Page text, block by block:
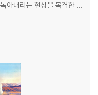
아내리는 현상을 목격한 이
를 경고해왔다. 기후위기
가 기후위기를 넘어설 답을